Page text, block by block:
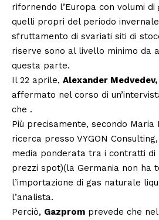
rifornendo l’Europa con volumi
quelli propri del periodo
sfruttamento di svariati siti di
riserve sono al livello minimo da
questa parte.
Il 22 aprile, Alexander
affermato nel corso di
che .
Più precisamente, secondo
ricerca presso VYGON
media ponderata tra i contratti di
prezzi spot)(la Germania non ha
l’importazione di gas naturale
l’analista.
Perciò, Gazprom prevede che